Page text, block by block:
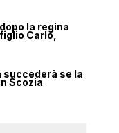
la regina
Carlo,
succederà se la
Scozia